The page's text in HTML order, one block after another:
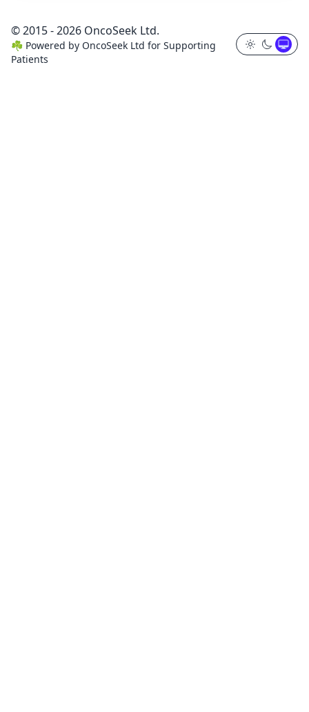
© 2015 - 2026 OncoSeek Ltd.
☘️ Powered by OncoSeek Ltd for Supporting
Patients